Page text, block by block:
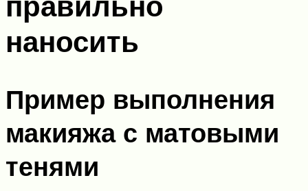
наносить
Пример выполнения
макияжа с матовыми
тенями